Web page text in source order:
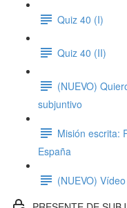
Quiz 40 (I)
Quiz 40 (II)
(NUEVO)
subjuntivo
Misión escrita:
España
(NUEVO)